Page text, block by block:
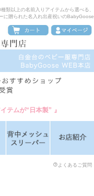
類以上の名前入りアイテムから選べる、
に贈られた名入れ出産祝いのBabyGoose
イテムが“日本製” 』
よくあるご質問